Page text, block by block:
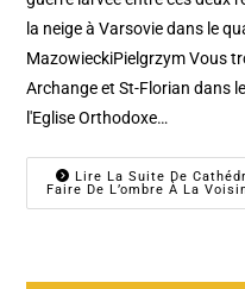
la neige à Varsovie dans le
MazowieckiPielgrzym Vous
Archange et St-Florian dans
l'Eglise Orthodoxe…
Lire La Suite De
Faire De L’ombre À La